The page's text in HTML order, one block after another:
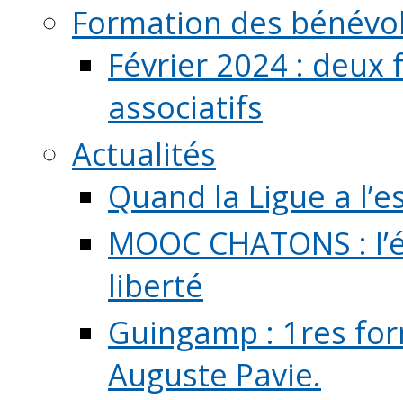
Formation des
Février 2024 :
associatifs
Actualités
Quand la Ligue a
MOOC CHATONS
liberté
Guingamp : 1res
Auguste Pavie.